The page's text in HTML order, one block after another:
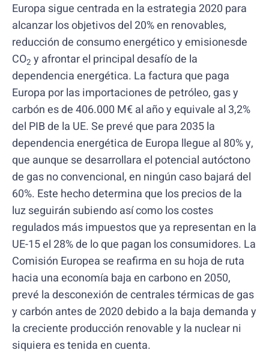
Europa sigue centrada en la estrategia 2020 para
alcanzar los objetivos del 20% en renovables,
reducción de consumo energético y emisionesde
CO2 y afrontar el principal desafío de la
dependencia energética. La factura que paga
Europa por las importaciones de petróleo, gas y
carbón es de 406.000 M€ al año y equivale al 3,2%
del PIB de la UE. Se prevé que para 2035 la
dependencia energética de Europa llegue al 80% y,
que aunque se desarrollara el potencial autóctono
de gas no convencional, en ningún caso bajará del
60%. Este hecho determina que los precios de la
luz seguirán subiendo así como los costes
regulados más impuestos que ya representan en la
UE-15 el 28% de lo que pagan los consumidores. La
Comisión Europea se reafirma en su hoja de ruta
hacia una economía baja en carbono en 2050,
prevé la desconexión de centrales térmicas de gas
y carbón antes de 2020 debido a la baja demanda y
la creciente producción renovable y la nuclear ni
siquiera es tenida en cuenta.